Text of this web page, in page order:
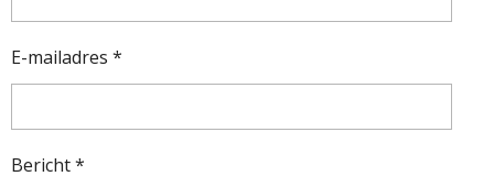
E-mailadres *
Bericht *